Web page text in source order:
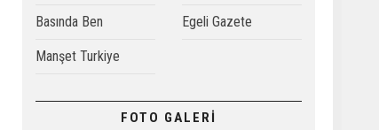
Basında Ben Egeli Gazete
Manşet Turkiye
FOTO GALERİ